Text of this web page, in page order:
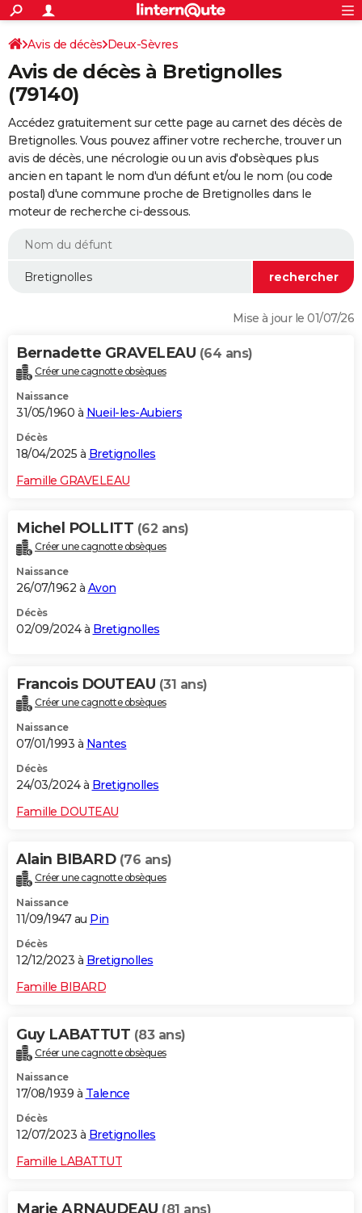
ACTUALITÉS
Politique
Société
Faits Divers
Education
Monde
Villes
+
SPORT
Coupe du monde 2026
Football
Tennis
Cyclisme
Rugby
Forum
FINANCE
Retraite
Impôts
Epargne
Immobilier
Risques naturels par ville
Banque
Assurance
Crédit
AUTO
Essais
Réserver un essai
Citadines
Berlines
SUV
Forum auto
+
HIGH-TECH
Mobiles
Meilleur smartphone
Internet
Ordinateurs
Jeux vidéo
Guide high-tech
+BRICOLAGE
Forum
Aménagement intérieur
Extérieur
Cuisine
Salle de bains
Jardinage
Rangement
WEEK-END
Guides de France
Escapades
Patrimoine
Expositions
Musées
Week-end nature
LIFESTYLE
Alimentation
Guide de la santé
Maladies
Médicaments
Sommeil
VOYAGE
Destinations
City break
Voyage nature
Voyage de noces
Forum
Climat
+PHOTO
GUIDES D'ACHAT
BONS PLANS
CARTE DE VOEUX
Dictionnaire
Biographies
Citations
Expressions
Proverbes
PROGRAMME TV
COPAINS D'AVANT
S'inscrire
Se connecter
Lycées
Collèges
Primaires
Universités
Entreprises
Service militaire
Avis de recherche
AVIS DE DÉCÈS
Connexion
Avis de décès Deux-Sèvres
Avis de décès à Bretignolles
(79140)
Accédez gratuitement sur cette page au carnet des décès de
Bretignolles. Vous pouvez affiner votre recherche, trouver un
avis de décès, une nécrologie ou un avis d'obsèques plus
ancien en tapant le nom d'un défunt et/ou le nom (ou code
postal) d'une commune proche de Bretignolles dans le
moteur de recherche ci-dessous.
Mise à jour le 01/07/26
Bernadette GRAVELEAU (64 ans)
Créer une cagnotte obsèques
Naissance
31/05/1960 à Nueil-les-Aubiers
Décès
18/04/2025 à Bretignolles
Famille GRAVELEAU
Michel POLLITT (62 ans)
Créer une cagnotte obsèques
Naissance
26/07/1962 à Avon
Décès
02/09/2024 à Bretignolles
Francois DOUTEAU (31 ans)
Créer une cagnotte obsèques
Naissance
07/01/1993 à Nantes
Décès
24/03/2024 à Bretignolles
Famille DOUTEAU
Alain BIBARD (76 ans)
Créer une cagnotte obsèques
Naissance
11/09/1947 au Pin
Décès
12/12/2023 à Bretignolles
Famille BIBARD
Guy LABATTUT (83 ans)
Créer une cagnotte obsèques
Naissance
17/08/1939 à Talence
Décès
12/07/2023 à Bretignolles
Famille LABATTUT
Marie ARNAUDEAU (81 ans)